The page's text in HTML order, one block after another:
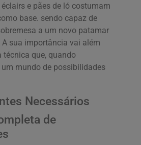
e pães de ló costumam
base. sendo capaz de
a um novo patamar
sua importância vai além
técnica que, quando
mundo de possibilidades
Necessários
de